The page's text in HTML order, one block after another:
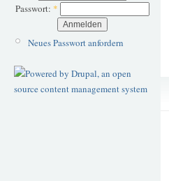
Passwort: *
Neues Passwort anfordern